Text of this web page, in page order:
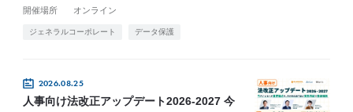
開催場所
オンライン
ジェネラルコーポレート データ保護
2026.08.25
人事向け法改正アップデート2026-2027 今